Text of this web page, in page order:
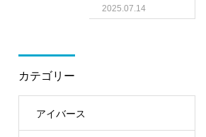
整備を行いました
2025.07.14
カテゴリー
アイバース